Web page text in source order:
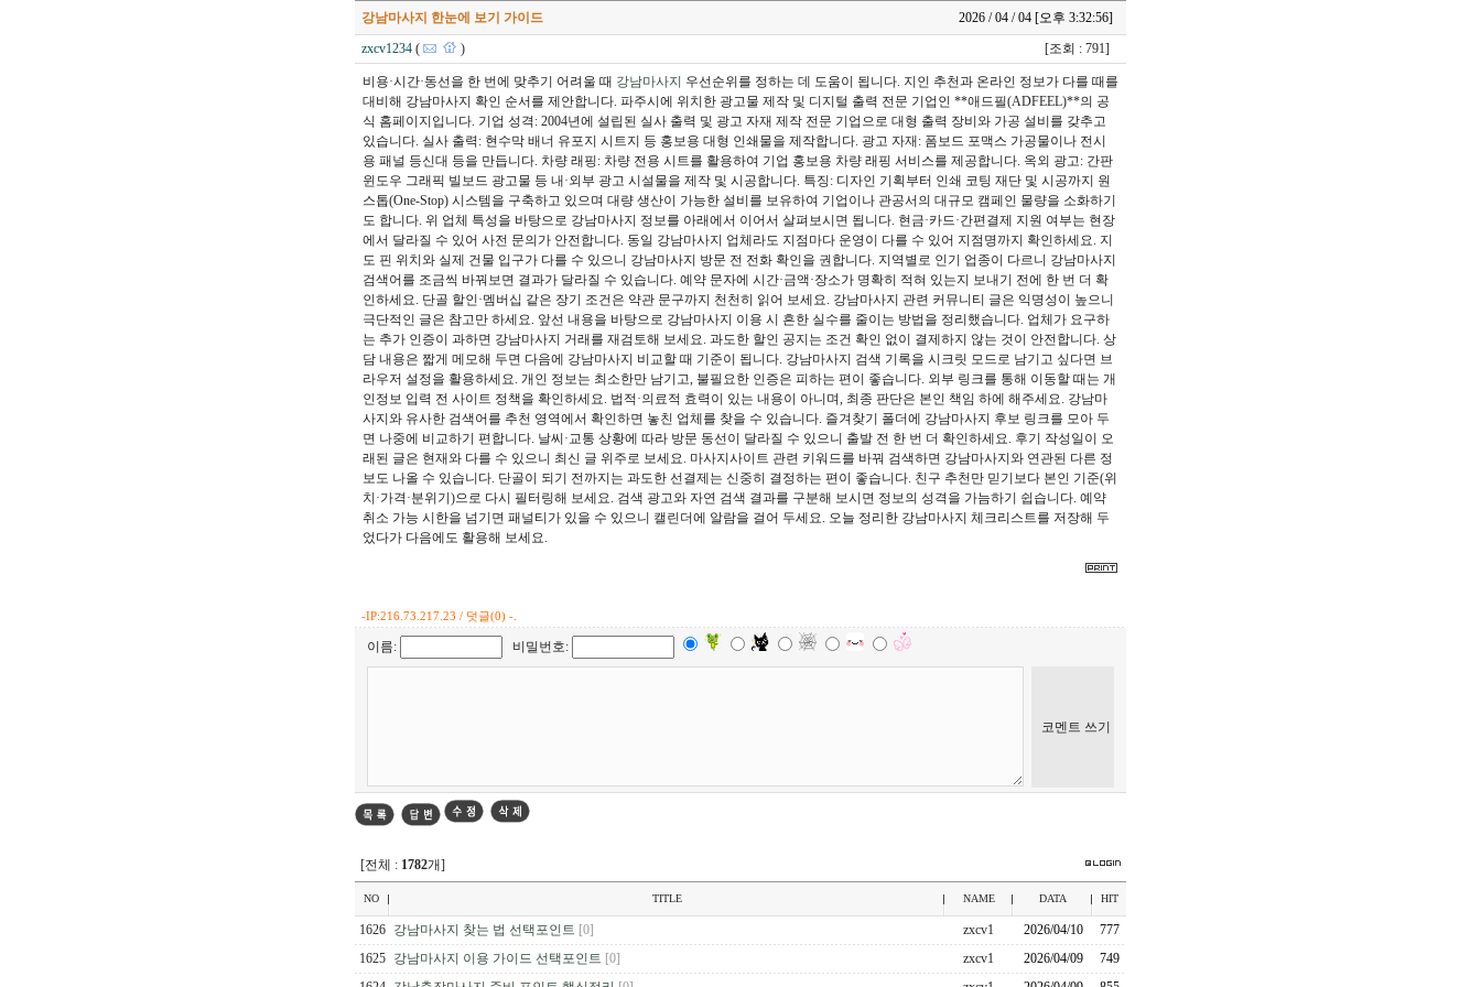
강남마사지 한눈에 보기 가이드
2026 / 04 / 04 [오후 3:32:56]
zxcv1234 ( ) [조회 : 791]
비용·시간·동선을 한 번에 맞추기 어려울 때 강남마사지 우선순위를 정하는 데 도움이 됩니다. 지인 추천과 온라인 정보가 다를 때를
대비해 강남마사지 확인 순서를 제안합니다. 파주시에 위치한 광고물 제작 및 디지털 출력 전문 기업인 **애드필(ADFEEL)**의 공
식 홈페이지입니다. 기업 성격: 2004년에 설립된 실사 출력 및 광고 자재 제작 전문 기업으로 대형 출력 장비와 가공 설비를 갖추고
있습니다. 실사 출력: 현수막 배너 유포지 시트지 등 홍보용 대형 인쇄물을 제작합니다. 광고 자재: 폼보드 포맥스 가공물이나 전시
용 패널 등신대 등을 만듭니다. 차량 래핑: 차량 전용 시트를 활용하여 기업 홍보용 차량 래핑 서비스를 제공합니다. 옥외 광고: 간판
윈도우 그래픽 빌보드 광고물 등 내·외부 광고 시설물을 제작 및 시공합니다. 특징: 디자인 기획부터 인쇄 코팅 재단 및 시공까지 원
스톱(One-Stop) 시스템을 구축하고 있으며 대량 생산이 가능한 설비를 보유하여 기업이나 관공서의 대규모 캠페인 물량을 소화하기
도 합니다. 위 업체 특성을 바탕으로 강남마사지 정보를 아래에서 이어서 살펴보시면 됩니다. 현금·카드·간편결제 지원 여부는 현장
에서 달라질 수 있어 사전 문의가 안전합니다. 동일 강남마사지 업체라도 지점마다 운영이 다를 수 있어 지점명까지 확인하세요. 지
도 핀 위치와 실제 건물 입구가 다를 수 있으니 강남마사지 방문 전 전화 확인을 권합니다. 지역별로 인기 업종이 다르니 강남마사지
검색어를 조금씩 바꿔보면 결과가 달라질 수 있습니다. 예약 문자에 시간·금액·장소가 명확히 적혀 있는지 보내기 전에 한 번 더 확
인하세요. 단골 할인·멤버십 같은 장기 조건은 약관 문구까지 천천히 읽어 보세요. 강남마사지 관련 커뮤니티 글은 익명성이 높으니
극단적인 글은 참고만 하세요. 앞선 내용을 바탕으로 강남마사지 이용 시 흔한 실수를 줄이는 방법을 정리했습니다. 업체가 요구하
는 추가 인증이 과하면 강남마사지 거래를 재검토해 보세요. 과도한 할인 공지는 조건 확인 없이 결제하지 않는 것이 안전합니다. 상
담 내용은 짧게 메모해 두면 다음에 강남마사지 비교할 때 기준이 됩니다. 강남마사지 검색 기록을 시크릿 모드로 남기고 싶다면 브
라우저 설정을 활용하세요. 개인 정보는 최소한만 남기고, 불필요한 인증은 피하는 편이 좋습니다. 외부 링크를 통해 이동할 때는 개
인정보 입력 전 사이트 정책을 확인하세요. 법적·의료적 효력이 있는 내용이 아니며, 최종 판단은 본인 책임 하에 해주세요. 강남마
사지와 유사한 검색어를 추천 영역에서 확인하면 놓친 업체를 찾을 수 있습니다. 즐겨찾기 폴더에 강남마사지 후보 링크를 모아 두
면 나중에 비교하기 편합니다. 날씨·교통 상황에 따라 방문 동선이 달라질 수 있으니 출발 전 한 번 더 확인하세요. 후기 작성일이 오
래된 글은 현재와 다를 수 있으니 최신 글 위주로 보세요. 마사지사이트 관련 키워드를 바꿔 검색하면 강남마사지와 연관된 다른 정
보도 나올 수 있습니다. 단골이 되기 전까지는 과도한 선결제는 신중히 결정하는 편이 좋습니다. 친구 추천만 믿기보다 본인 기준(위
치·가격·분위기)으로 다시 필터링해 보세요. 검색 광고와 자연 검색 결과를 구분해 보시면 정보의 성격을 가늠하기 쉽습니다. 예약
취소 가능 시한을 넘기면 패널티가 있을 수 있으니 캘린더에 알람을 걸어 두세요. 오늘 정리한 강남마사지 체크리스트를 저장해 두
었다가 다음에도 활용해 보세요.
-IP:216.73.217.23 / 덧글(0) -.
이름: 비밀번호:
[전체 : 1782개]
NO TITLE NAME DATA HIT
1626 강남마사지 찾는 법 선택포인트 [0] zxcv1 2026/04/10
777
1625 강남마사지 이용 가이드 선택포인트 [0] zxcv1 2026/04/09
749